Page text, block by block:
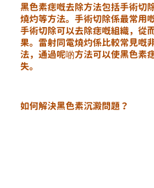
黑色素痣嘅去除方法包括手術切
燒灼等方法。手術切除係最常用
手術切除可以去除痣嘅組織，從
果。雷射同電燒灼係比較常見嘅
法，通過呢啲方法可以使黑色素
失。
如何解決黑色素沉澱問題？